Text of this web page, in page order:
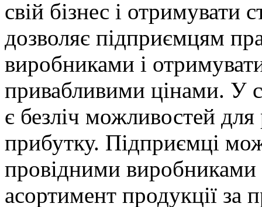
свій бізнес і отримувати
дозволяє підприємцям
виробниками і
привабливими цінами. У
є безліч можливостей
прибутку. Підприємці
провідними виробниками
асортимент продукції за